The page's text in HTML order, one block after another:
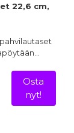
22,6 cm,
Osta
nyt!